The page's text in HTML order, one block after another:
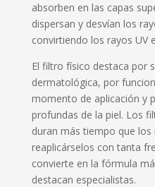
absorben en las capas
dispersan y desvían los
convirtiendo los rayos UV
El filtro físico destaca por
dermatológica, por
momento de aplicación y
profundas de la piel. Los
duran más tiempo que
reaplicárselos con tanta
convierte en la fórmula
destacan especialistas.